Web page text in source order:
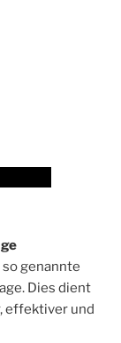
genannte
Dies dient
effektiver und